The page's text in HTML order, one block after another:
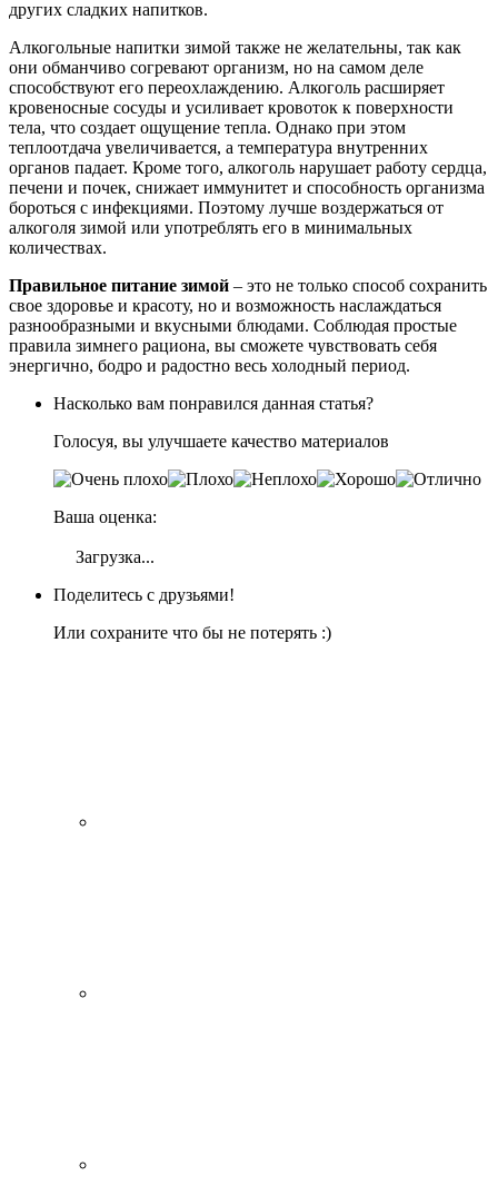
других сладких напитков.
Алкогольные напитки зимой также не желательны, так как
они обманчиво согревают организм, но на самом деле
способствуют его переохлаждению. Алкоголь расширяет
кровеносные сосуды и усиливает кровоток к поверхности
тела, что создает ощущение тепла. Однако при этом
теплоотдача увеличивается, а температура внутренних
органов падает. Кроме того, алкоголь нарушает работу сердца,
печени и почек, снижает иммунитет и способность организма
бороться с инфекциями. Поэтому лучше воздержаться от
алкоголя зимой или употреблять его в минимальных
количествах.
Правильное питание зимой – это не только способ сохранить
свое здоровье и красоту, но и возможность наслаждаться
разнообразными и вкусными блюдами. Соблюдая простые
правила зимнего рациона, вы сможете чувствовать себя
энергично, бодро и радостно весь холодный период.
Насколько вам понравился данная статья?
Голосуя, вы улучшаете качество материалов
Ваша оценка:
Загрузка...
Поделитесь с друзьями!
Или сохраните что бы не потерять :)